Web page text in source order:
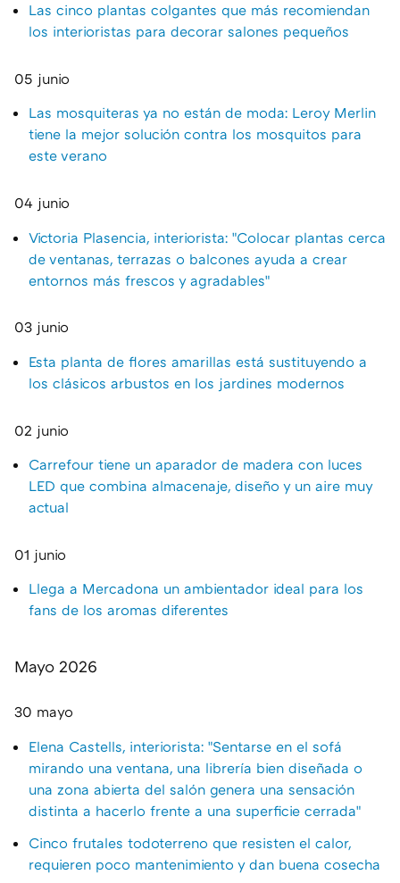
Las cinco plantas colgantes que más recomiendan
los interioristas para decorar salones pequeños
05 junio
Las mosquiteras ya no están de moda: Leroy Merlin
tiene la mejor solución contra los mosquitos para
este verano
04 junio
Victoria Plasencia, interiorista: "Colocar plantas cerca
de ventanas, terrazas o balcones ayuda a crear
entornos más frescos y agradables"
03 junio
Esta planta de flores amarillas está sustituyendo a
los clásicos arbustos en los jardines modernos
02 junio
Carrefour tiene un aparador de madera con luces
LED que combina almacenaje, diseño y un aire muy
actual
01 junio
Llega a Mercadona un ambientador ideal para los
fans de los aromas diferentes
Mayo 2026
30 mayo
Elena Castells, interiorista: "Sentarse en el sofá
mirando una ventana, una librería bien diseñada o
una zona abierta del salón genera una sensación
distinta a hacerlo frente a una superficie cerrada"
Cinco frutales todoterreno que resisten el calor,
requieren poco mantenimiento y dan buena cosecha